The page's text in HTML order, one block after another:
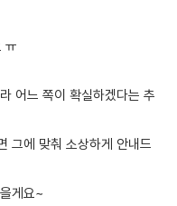
ㅠ
어느 쪽이 확실하겠다는 추
그에 맞춰 소상하게 안내드
게요~